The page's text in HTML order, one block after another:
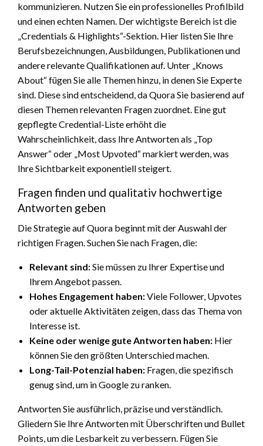
kommunizieren. Nutzen Sie ein professionelles Profilbild
und einen echten Namen. Der wichtigste Bereich ist die
„Credentials & Highlights“-Sektion. Hier listen Sie Ihre
Berufsbezeichnungen, Ausbildungen, Publikationen und
andere relevante Qualifikationen auf. Unter „Knows
About“ fügen Sie alle Themen hinzu, in denen Sie Experte
sind. Diese sind entscheidend, da Quora Sie basierend auf
diesen Themen relevanten Fragen zuordnet. Eine gut
gepflegte Credential-Liste erhöht die
Wahrscheinlichkeit, dass Ihre Antworten als „Top
Answer“ oder „Most Upvoted“ markiert werden, was
Ihre Sichtbarkeit exponentiell steigert.
Fragen finden und qualitativ hochwertige
Antworten geben
Die Strategie auf Quora beginnt mit der Auswahl der
richtigen Fragen. Suchen Sie nach Fragen, die:
Relevant sind:Sie müssen zu Ihrer Expertise und
Ihrem Angebot passen.
Hohes Engagement haben:Viele Follower, Upvotes
oder aktuelle Aktivitäten zeigen, dass das Thema von
Interesse ist.
Keine oder wenige gute Antworten haben: Hier
können Sie den größten Unterschied machen.
Long-Tail-Potenzial haben: Fragen, die spezifisch
genug sind, um in Google zu ranken.
Antworten Sie ausführlich, präzise und verständlich.
Gliedern Sie Ihre Antworten mit Überschriften und Bullet
Points, um die Lesbarkeit zu verbessern. Fügen Sie